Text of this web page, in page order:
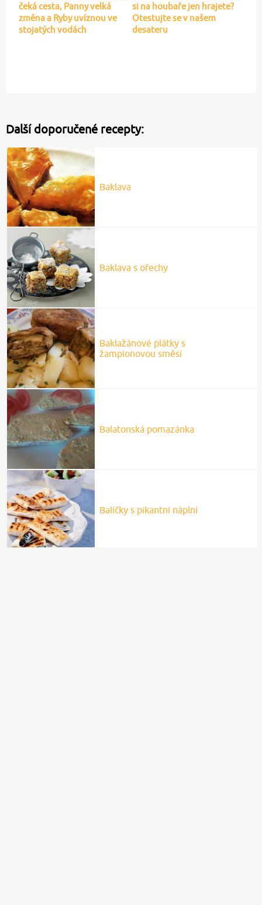
čeká cesta, Panny velká
změna a Ryby uvíznou ve
stojatých vodách
si na houbaře jen hrajete?
Otestujte se v našem
desateru
Další doporučené recepty:
Baklava
Baklava s ořechy
Baklažánové plátky s
žampionovou směsí
Balatonská pomazánka
Balíčky s pikantní náplní